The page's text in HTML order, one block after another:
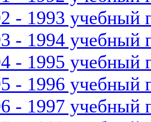
- 1993 учебный
- 1994 учебный
- 1995 учебный
- 1996 учебный
- 1997 учебный